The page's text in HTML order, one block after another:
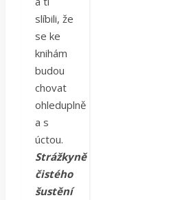
slíbili, že
se ke
knihám
budou
chovat
ohleduplně
a s
úctou.
Strážkyně
čistého
šustění